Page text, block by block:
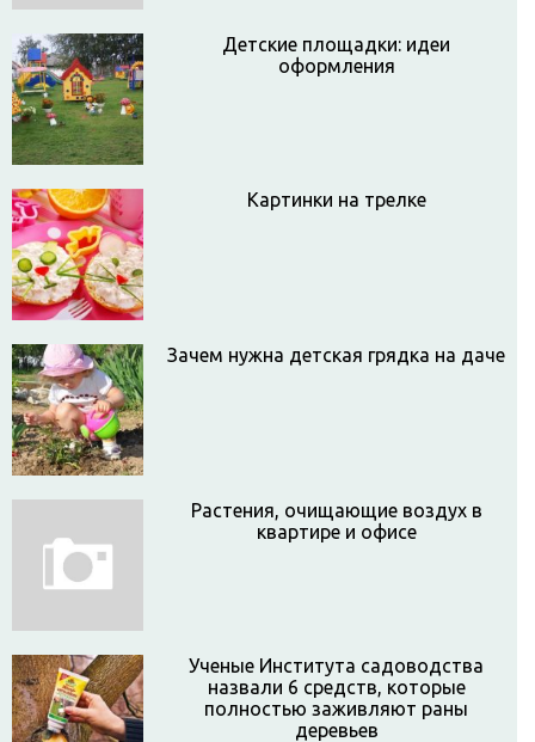
Детские площадки: идеи
оформления
Картинки на трелке
Зачем нужна детская грядка на даче
Растения, очищающие воздух в
квартире и офисе
Ученые Института садоводства
назвали 6 средств, которые
полностью заживляют раны
деревьев